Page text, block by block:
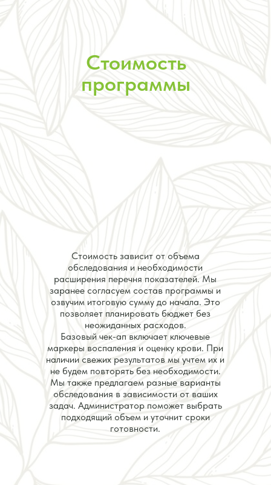
Стоимость
программы
Стоимость зависит от объема
обследования и необходимости
расширения перечня показателей. Мы
заранее согласуем состав программы и
озвучим итоговую сумму до начала. Это
позволяет планировать бюджет без
неожиданных расходов.
Базовый чек-ап включает ключевые
маркеры воспаления и оценку крови. При
наличии свежих результатов мы учтем их и
не будем повторять без необходимости.
Мы также предлагаем разные варианты
обследования в зависимости от ваших
задач. Администратор поможет выбрать
подходящий объем и уточнит сроки
готовности.